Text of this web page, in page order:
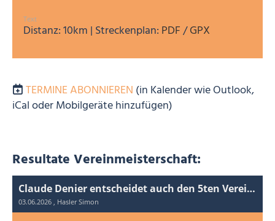
Text
Distanz: 10km | Streckenplan: PDF/GPX
TERMINE ABONNIEREN (in Kalender wie Outlook,
iCal oder Mobilgeräte hinzufügen)
Resultate Vereinmeisterschaft:
Claude Denier entscheidet auch den 5ten Vereinslauf für sich!
03.06.2026 , Hasler Simon